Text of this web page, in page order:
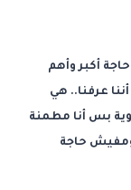
أكبر وأهم
عرفنا.. هي
بس أنا مطمنة
ومفيش حاجة